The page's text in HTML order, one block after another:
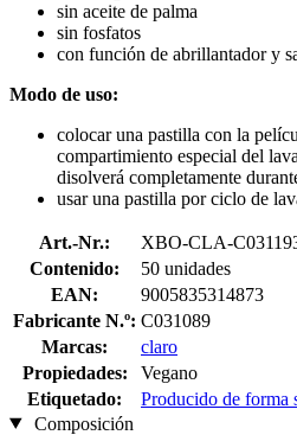
sin aceite de palma
sin fosfatos
con función de abrillantador y
Modo de uso:
colocar una pastilla con la
compartimiento especial del
disolverá completamente
usar una pastilla por ciclo de
Art.-Nr.:
XBO-CLA-
Contenido:
50 unidades
EAN:
9005835314873
Fabricante N.º: C031089
Marcas:
claro
Propiedades:
Vegano
Etiquetado:
Producido de forma
Composición